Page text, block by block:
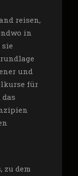
reisen,
in
sie
und
für
zu dem